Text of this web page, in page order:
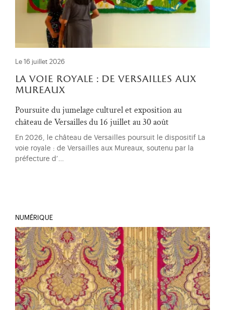
Le 16 juillet 2026
la voie royale : de versailles aux
mureaux
Poursuite du jumelage culturel et exposition au
château de Versailles du 16 juillet au 30 août
En 2026, le château de Versailles poursuit le dispositif La
voie royale : de Versailles aux Mureaux, soutenu par la
préfecture d’…
NUMÉRIQUE